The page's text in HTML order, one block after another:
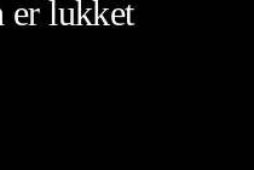
er lukket